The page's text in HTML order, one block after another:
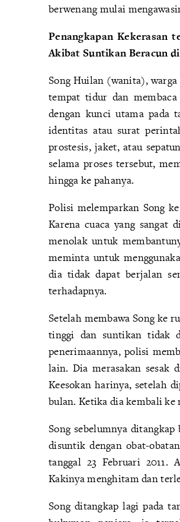
berwenang mulai
Penangkapan Kekerasan
Akibat Suntikan Beracun
Song Huilan (wanita),
tempat tidur dan
dengan kunci utama pada
identitas atau surat
prostesis, jaket, atau
selama proses tersebut,
hingga ke pahanya.
Polisi melemparkan Song
Karena cuaca yang
menolak untuk
meminta untuk
dia tidak dapat berjalan
terhadapnya.
Setelah membawa Song ke
tinggi dan suntikan tidak
penerimaannya, polisi
lain. Dia merasakan sesak
Keesokan harinya, setelah
bulan. Ketika dia kembali
Song sebelumnya
disuntik dengan obat-
tanggal 23 Februari 2011.
Kakinya menghitam dan
Song ditangkap lagi pada